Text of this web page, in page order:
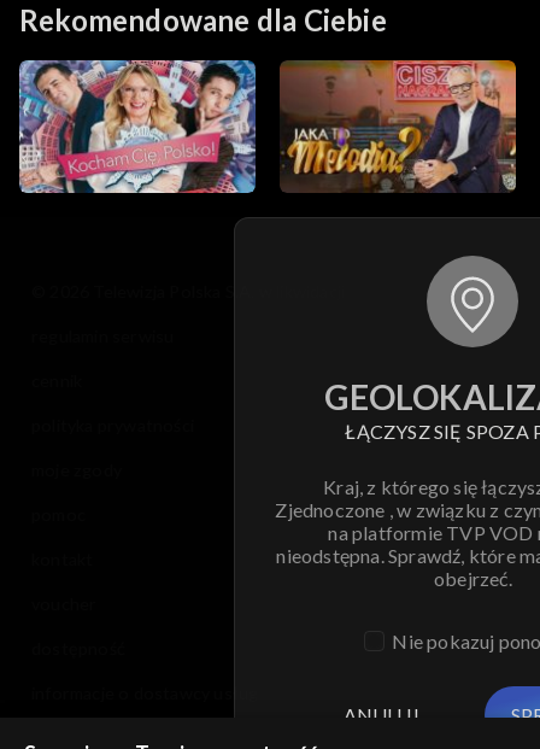
Rekomendowane dla Ciebie
ŁĄCZYSZ SIĘ SPOZA
Kraj, z którego się
Zjednoczone , w związku z
na platformie TVP VOD
nieodstępna. Sprawdź, które
obejrzeć.
Nie pokazuj
ANULUJ